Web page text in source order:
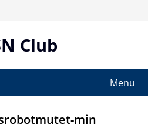
Club
Menu
min